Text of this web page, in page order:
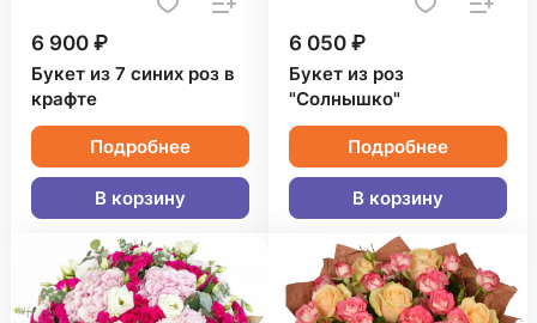
6 900 ₽
Букет из 7 синих роз в
крафте
Подробнее
В корзину
6 050 ₽
Букет из роз
"Солнышко"
Подробнее
В корзину